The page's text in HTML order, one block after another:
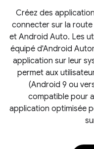
Créez des
connecter sur la
et Android Auto. Les
équipé d'Android
application sur leur
permet aux
(Android 9 ou
compatible pour
application optimisée